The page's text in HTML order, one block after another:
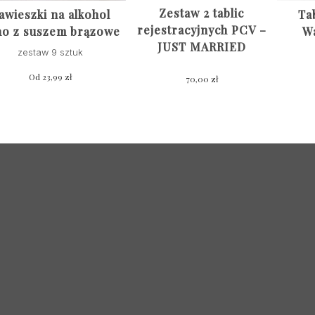
na alkohol
z suszem brązowe
zestaw 9 sztuk
Od 23,99zł
Zestaw 2 tablic
rejestracyjnych PCV –
JUST MARRIED
70,00 zł